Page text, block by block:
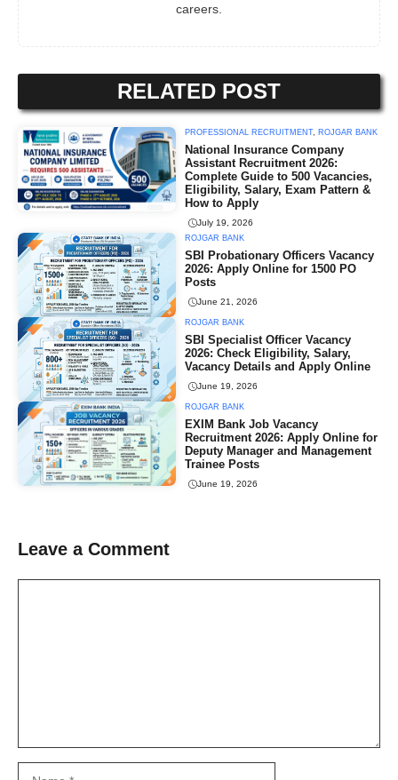
careers.
RELATED POST
PROFESSIONAL RECRUITMENT, ROJGAR BANK
National Insurance Company
Assistant Recruitment 2026:
Complete Guide to 500 Vacancies,
Eligibility, Salary, Exam Pattern &
How to Apply
July 19, 2026
ROJGAR BANK
SBI Probationary Officers Vacancy
2026: Apply Online for 1500 PO
Posts
June 21, 2026
ROJGAR BANK
SBI Specialist Officer Vacancy
2026: Check Eligibility, Salary,
Vacancy Details and Apply Online
June 19, 2026
ROJGAR BANK
EXIM Bank Job Vacancy
Recruitment 2026: Apply Online for
Deputy Manager and Management
Trainee Posts
June 19, 2026
Leave a Comment